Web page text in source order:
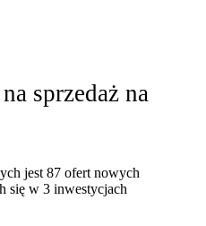
sprzedaż na
jest 87 ofert nowych
się w 3 inwestycjach